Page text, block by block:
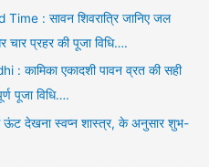
: सावन शिवरात्रि जानिए जल
चार प्रहर की पूजा विधि….
कामिका एकादशी पावन व्रत की सही
पूजा विधि….
देखना स्वप्न शास्त्र, के अनुसार शुभ-